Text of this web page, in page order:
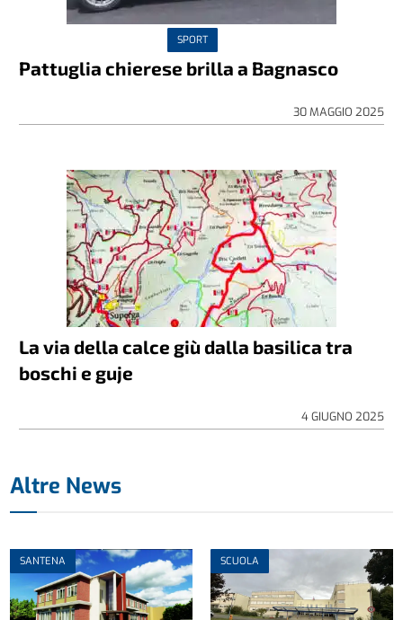
SPORT
Pattuglia chierese brilla a Bagnasco
30 MAGGIO 2025
La via della calce giù dalla basilica tra
boschi e guje
4 GIUGNO 2025
Altre News
SANTENA SCUOLA